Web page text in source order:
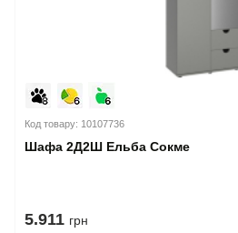
Код товару: 10107736
Шафа 2Д2Ш Ельба Сокме
5.911 грн